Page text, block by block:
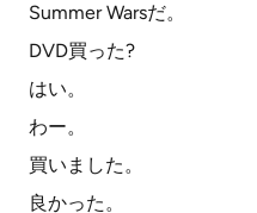
Summer Warsだ。
DVD買った?
はい。
わー。
買いました。
良かった。